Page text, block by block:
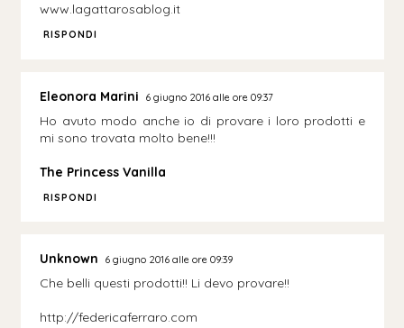
www.lagattarosablog.it
RISPONDI
Eleonora Marini 6 giugno 2016 alle ore 09:37
Ho avuto modo anche io di provare i loro prodotti e
mi sono trovata molto bene!!!
The Princess Vanilla
RISPONDI
Unknown 6 giugno 2016 alle ore 09:39
Che belli questi prodotti!! Li devo provare!!
http://federicaferraro.com